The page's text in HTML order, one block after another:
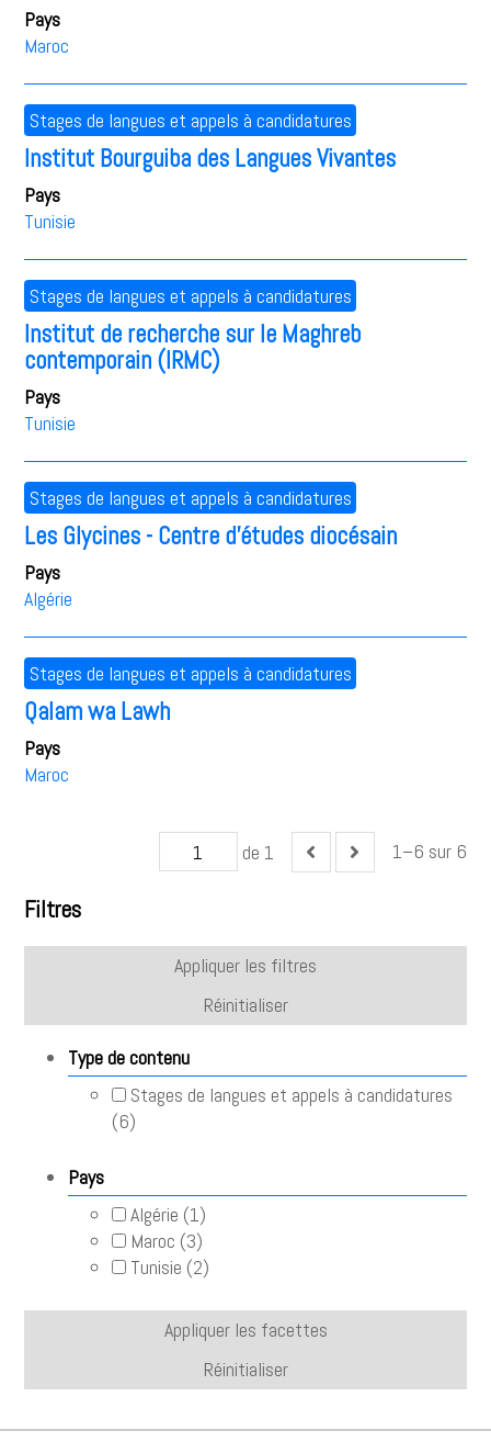
Pays
Maroc
Stages de langues et appels à candidatures
Institut Bourguiba des Langues Vivantes
Pays
Tunisie
Stages de langues et appels à candidatures
Institut de recherche sur le Maghreb
contemporain (IRMC)
Pays
Tunisie
Stages de langues et appels à candidatures
Les Glycines - Centre d'études diocésain
Pays
Algérie
Stages de langues et appels à candidatures
Qalam wa Lawh
Pays
Maroc
de 1 1–6 sur 6
Filtres
Appliquer les filtres
Réinitialiser
Type de contenu
Stages de langues et appels à candidatures
(6)
Pays
Algérie (1)
Maroc (3)
Tunisie (2)
Appliquer les facettes
Réinitialiser